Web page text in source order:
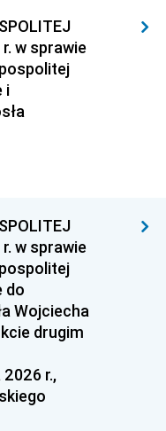
w sprawie
i
w sprawie
do
Wojciecha
drugim
r.,